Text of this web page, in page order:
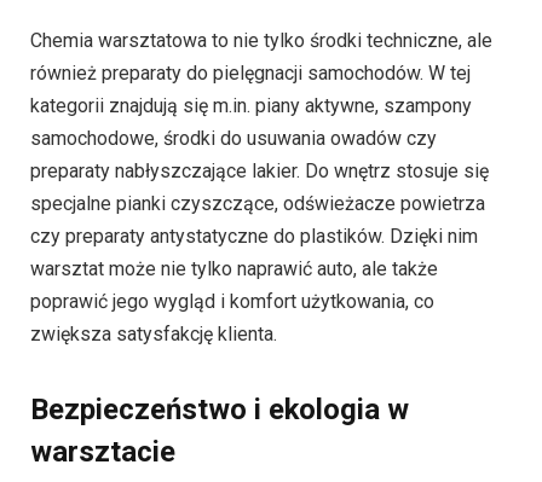
Chemia warsztatowa to nie tylko środki techniczne, ale
również preparaty do pielęgnacji samochodów. W tej
kategorii znajdują się m.in. piany aktywne, szampony
samochodowe, środki do usuwania owadów czy
preparaty nabłyszczające lakier. Do wnętrz stosuje się
specjalne pianki czyszczące, odświeżacze powietrza
czy preparaty antystatyczne do plastików. Dzięki nim
warsztat może nie tylko naprawić auto, ale także
poprawić jego wygląd i komfort użytkowania, co
zwiększa satysfakcję klienta.
Bezpieczeństwo i ekologia w
warsztacie